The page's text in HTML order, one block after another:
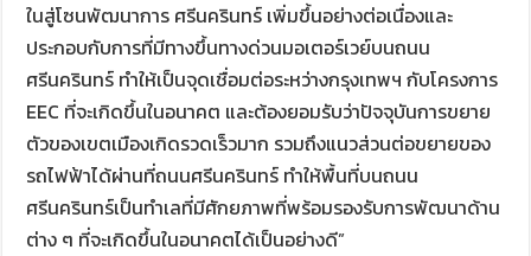
ในสู่โซนพัฒนาการ ศรีนครินทร์ เพิ่มขึ้นอย่างต่อเนื่องและ
ประกอบกับการที่มีทางขึ้นทางด่วนมอเตอร์เวย์บนถนน
ศรีนครินทร์ ทำให้เป็นจุดเชื่อมต่อระหว่างกรุงเทพฯ กับโครงการ
EEC ที่จะเกิดขึ้นในอนาคต และต้องยอมรับว่าปัจจุบันการขยาย
ตัวของเขตเมืองเกิดรวดเร็วมาก รวมถึงแนวส่วนต่อขยายของ
รถไฟฟ้าได้ผ่านที่ถนนศรีนครินทร์ ทำให้พื้นที่บนถนน
ศรีนครินทร์เป็นทำเลที่มีศักยภาพที่พร้อมรองรับการพัฒนาด้าน
ต่าง ๆ ที่จะเกิดขึ้นในอนาคตได้เป็นอย่างดี”